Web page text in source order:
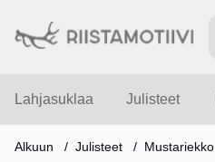
Lahjasuklaa Julisteet
Alkuun Julisteet Mustariekko